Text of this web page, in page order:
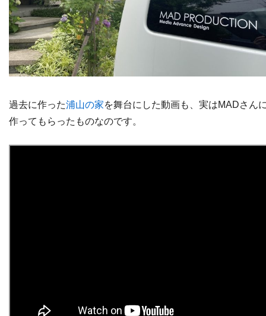
過去に作った浦山の家を舞台にした動画も、実はMADさん
作ってもらったものなのです。